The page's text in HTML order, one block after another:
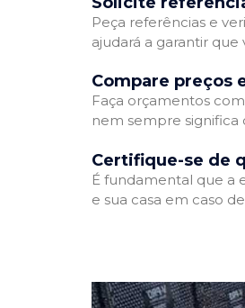
Peça referências e
ajudará a garantir
Compare preços
Faça orçamentos
nem sempre significa
Certifique-se de
É fundamental que a
e sua casa em caso